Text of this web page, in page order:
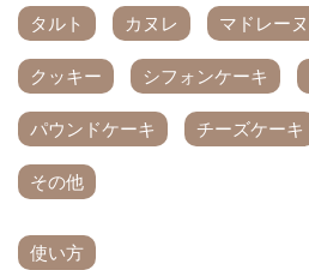
タルト カヌレ マドレーヌ
クッキー シフォンケーキ
パウンドケーキ チーズケーキ
その他
使い方